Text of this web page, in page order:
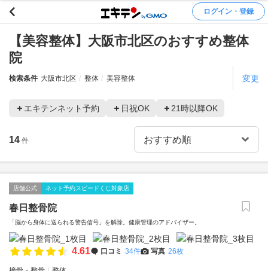
ログイン・登録
【美容整体】大阪市北区のおすすめ整体
院
検索条件 大阪市北区 整体 美容整体 変更
エキテンネット予約 日祝OK 21時以降OK
14 件
店舗公式 ネット予約スピードくじ対象店
春日整骨院
「脳から身体に送られる警告信号」を解除。健康管理のアドバイザー。
4.61 口コミ 34件 写真 26枚